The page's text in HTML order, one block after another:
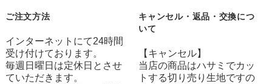
ご注文方法
インターネットにて24時間
受け付けております。
毎週日曜日は定休日とさせ
ていただきます。
キャンセル・返品・交換につ
いて
【キャンセル】
当店の商品はハサミでカッ
トする切り売り生地ですの